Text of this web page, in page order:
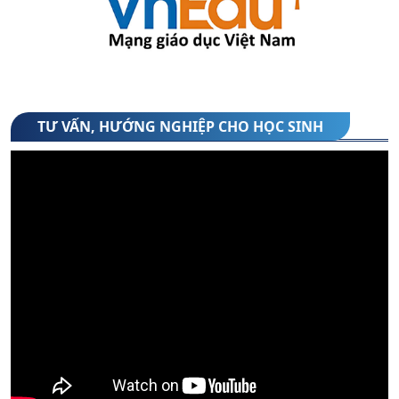
2. Thư mời Hội nghị phụ huynh học sinh khối
10 năm học 2026-2027
(06/08/2026)
năm học 2026-2027
(05/08/2026)
TƯ VẤN, HƯỚNG NGHIỆP CHO HỌC SINH